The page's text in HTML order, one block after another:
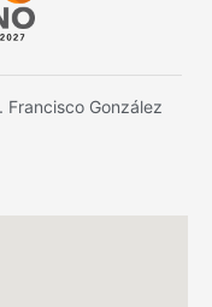
Francisco González